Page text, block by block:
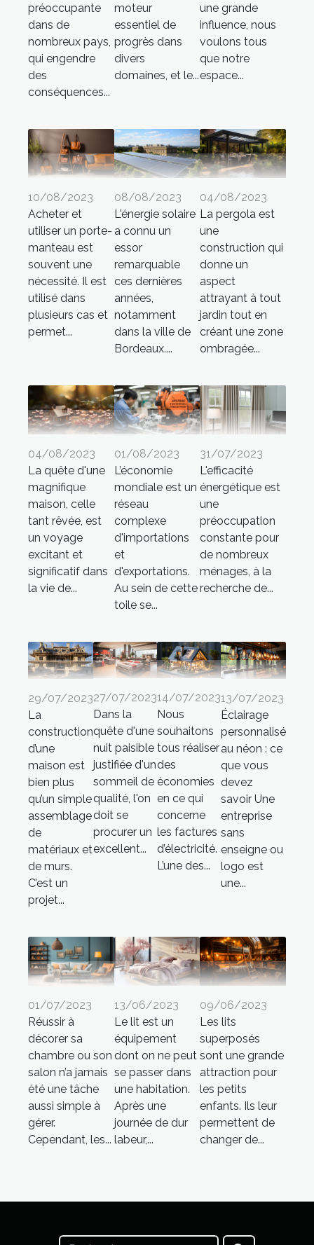
préoccupante
dans de
nombreux pays,
qui engendre
des
conséquences...
moteur
essentiel de
progrès dans
divers
domaines, et le...
une grande
influence, nous
voulons tous
que notre
espace...
10/08/2023
Acheter et
utiliser un porte-
manteau est
souvent une
nécessité. Il est
utilisé dans
plusieurs cas et
permet...
08/08/2023
L'énergie solaire
a connu un
essor
remarquable
ces dernières
années,
notamment
dans la ville de
Bordeaux....
04/08/2023
La pergola est
une
construction qui
donne un
aspect
attrayant à tout
jardin tout en
créant une zone
ombragée...
04/08/2023
La quête d'une
magnifique
maison, celle
tant rêvée, est
un voyage
excitant et
significatif dans
la vie de...
01/08/2023
L’économie
mondiale est un
réseau
complexe
d'importations
et
d'exportations.
Au sein de cette
toile se...
31/07/2023
L'efficacité
énergétique est
une
préoccupation
constante pour
de nombreux
ménages, à la
recherche de...
29/07/2023
La
construction
d’une
maison est
bien plus
qu’un simple
assemblage
de
matériaux et
de murs.
C’est un
projet...
27/07/2023
Dans la
quête d'une
nuit paisible
justifiée d'un
sommeil de
qualité, l'on
doit se
procurer un
excellent...
14/07/2023
Nous
souhaitons
tous réaliser
des
économies
en ce qui
concerne
les factures
d’électricité.
L’une des...
13/07/2023
Éclairage
personnalisé
au néon : ce
que vous
devez
savoir Une
entreprise
sans
enseigne ou
logo est
une...
01/07/2023
Réussir à
décorer sa
chambre ou son
salon n’a jamais
été une tâche
aussi simple à
gérer.
Cependant, les...
13/06/2023
Le lit est un
équipement
dont on ne peut
se passer dans
une habitation.
Après une
journée de dur
labeur,...
09/06/2023
Les lits
superposés
sont une grande
attraction pour
les petits
enfants. Ils leur
permettent de
changer de...